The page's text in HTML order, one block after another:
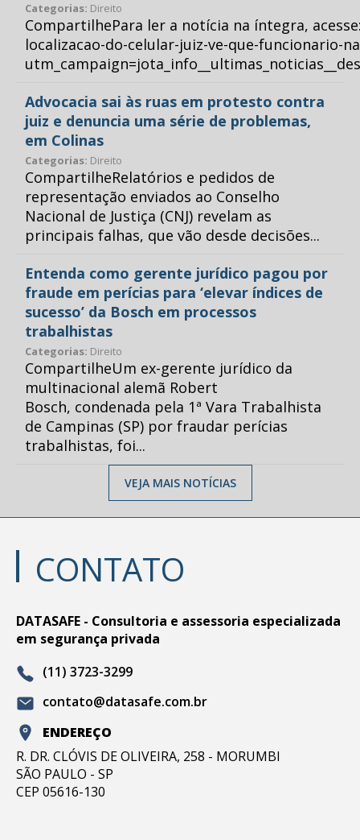
Categorias: Direito
CompartilhePara ler a notícia na íntegra,
localizacao-do-celular-juiz-ve-que-funcionario-
Advocacia sai às ruas em protesto contra
juiz e denuncia uma série de problemas,
em Colinas
Categorias: Direito
CompartilheRelatórios e pedidos de
representação enviados ao Conselho
Nacional de Justiça (CNJ) revelam as
principais falhas, que vão desde decisões...
Entenda como gerente jurídico pagou por
fraude em perícias para ‘elevar índices de
sucesso’ da Bosch em processos
trabalhistas
Categorias: Direito
CompartilheUm ex-gerente jurídico da
multinacional alemã Robert
Bosch, condenada pela 1ª Vara Trabalhista
de Campinas (SP) por fraudar perícias
trabalhistas, foi...
VEJA MAIS NOTÍCIAS
CONTATO
DATASAFE - Consultoria e assessoria especializada
em segurança privada
(11) 3723-3299
contato@datasafe.com.br
ENDEREÇO
R. DR. CLÓVIS DE OLIVEIRA, 258 - MORUMBI
SÃO PAULO - SP
CEP 05616-130